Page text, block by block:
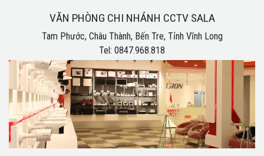
VĂN PHÒNG CHI NHÁNH CCTV SALA
Tam Phước, Châu Thành, Bến Tre, Tỉnh Vĩnh Long
Tel: 0847.968.818